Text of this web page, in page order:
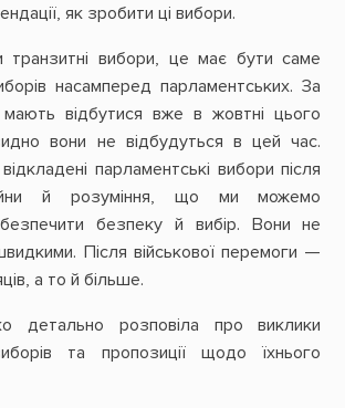
як зробити ці вибори.
вибори, це має бути саме
насамперед парламентських. За
відбутися вже в жовтні цього
вони не відбудуться в цей час.
парламентські вибори після
й розуміння, що ми можемо
безпеку й вибір. Вони не
Після військової перемоги —
а то й більше.
детально розповіла про виклики
та пропозиції щодо їхнього